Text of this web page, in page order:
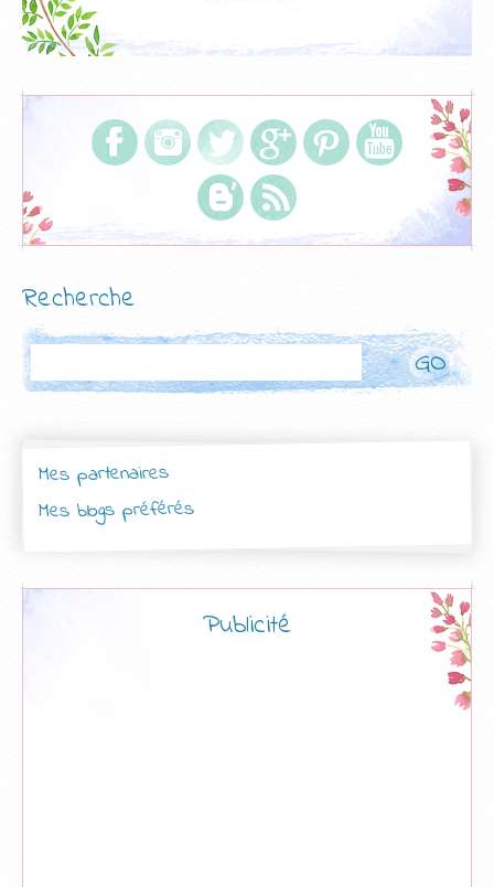
Recherche
Mes partenaires
Mes blogs préférés
Publicité